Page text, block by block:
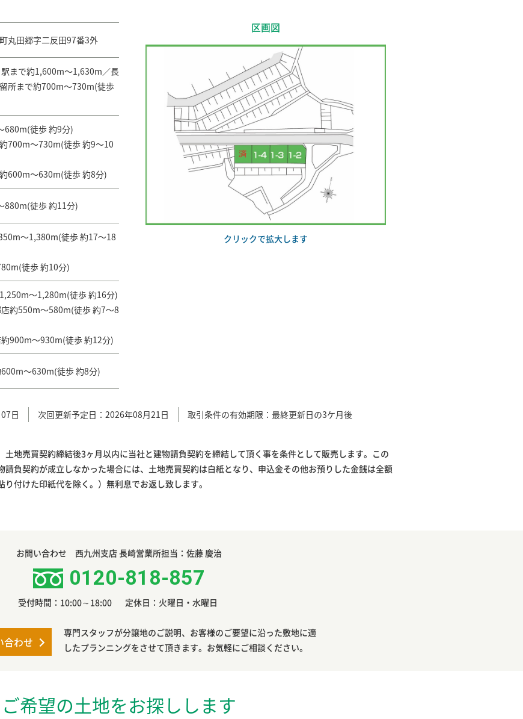
丸田郷字二反田97番3外
まで約1,600m～1,630m／長
所まで約700m～730m(徒歩
680m(徒歩 約9分)
700m～730m(徒歩 約9～10
600m～630m(徒歩 約8分)
880m(徒歩 約11分)
～1,380m(徒歩 約17～18
徒歩 約10分)
～1,280m(徒歩 約16分)
約550m～580m(徒歩 約7～8
900m～930m(徒歩 約12分)
～630m(徒歩 約8分)
区画図
クリックで拡大します
～1,380m(徒歩 約17～18
徒歩 約10分)
～1,280m(徒歩 約16分)
約550m～580m(徒歩 約7～8
号、1258号]
ス・九州電力
■水道分担金：550,000円/13mm ■検査手数料：12,000円 ■下水道受益者負担金：242円/㎡
■水源負担金：264,300円 ■自治会が新規立ち上げとなった際には別途自治会費が発生する場合
がございます。
−
日 次回更新予定日：2026年08月21日 取引条件の有効期限：最終更新日の3ケ月後
土地売買契約締結後3ヶ月以内に当社と建物請負契約を締結して頂く事を条件として販売します。この
請負契約が成立しなかった場合には、土地売買契約は白紙となり、申込金その他お預りした金銭は全額
り付けた印紙代を除く。）無利息でお返し致します。
お問い合わせ 西九州支店 長崎営業所担当：佐藤 慶治
0120-818-857
受付時間：10:00～18:00 定休日：火曜日・水曜日
合わせ
専門スタッフが分譲地のご説明、お客様のご要望に沿った敷地に適
したプランニングをさせて頂きます。お気軽にご相談ください。
ご希望の土地をお探しします